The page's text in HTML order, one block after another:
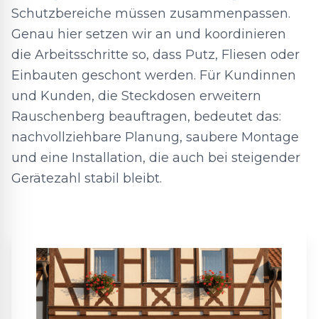
Schutzbereiche müssen zusammenpassen.
Genau hier setzen wir an und koordinieren
die Arbeitsschritte so, dass Putz, Fliesen oder
Einbauten geschont werden. Für Kundinnen
und Kunden, die Steckdosen erweitern
Rauschenberg beauftragen, bedeutet das:
nachvollziehbare Planung, saubere Montage
und eine Installation, die auch bei steigender
Gerätezahl stabil bleibt.